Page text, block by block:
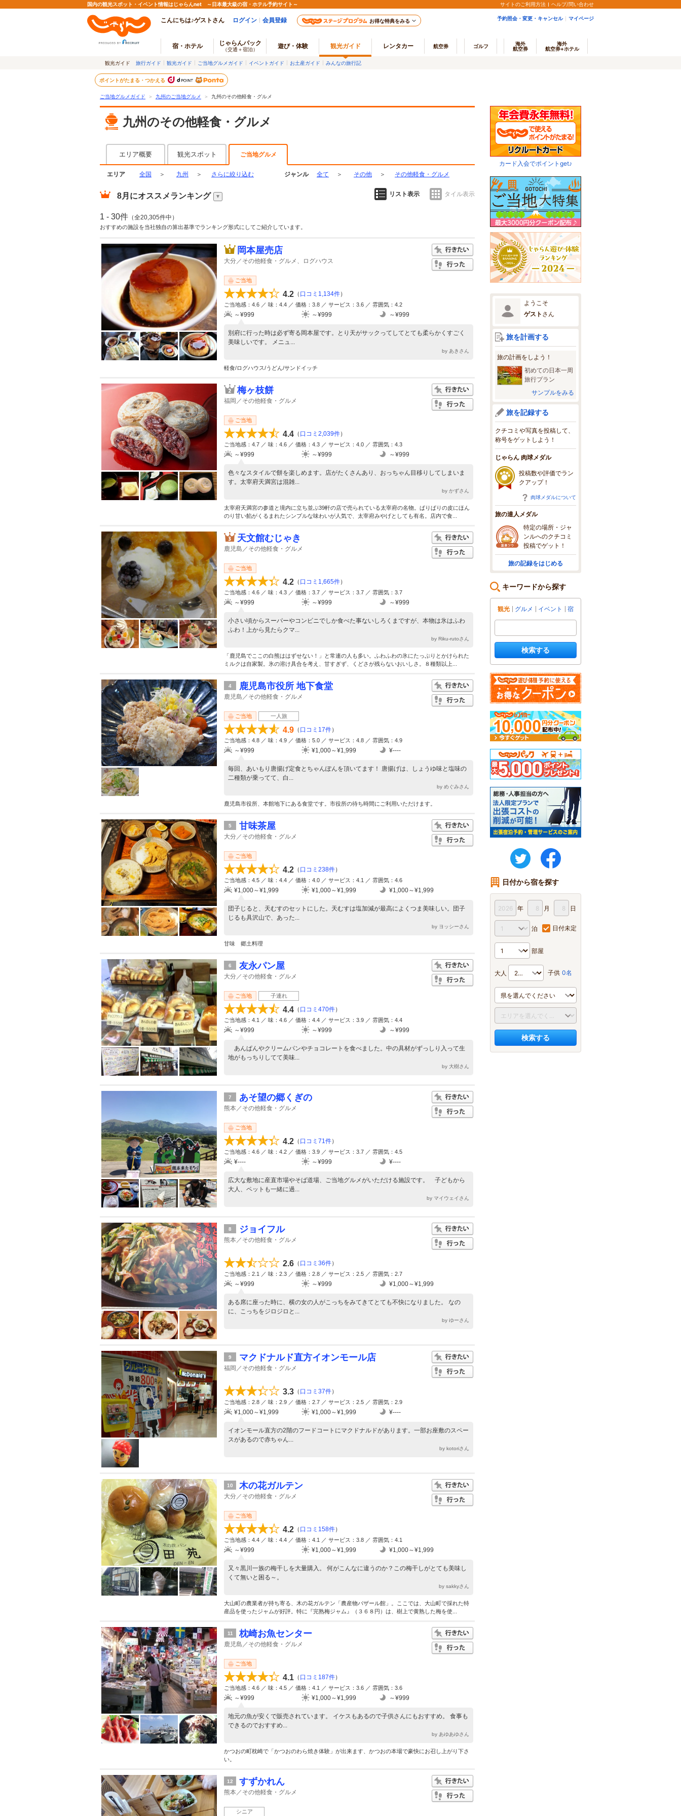
国内の観光スポット・イベント情報はじゃらんnet ～日本最大級の宿・ホテル予約サイト～ サイトのご利用方法 ヘルプ/問い合わせ
こんにちは♪ゲストさん ログイン 会員登録 お得な特典をみる 予約照会・変更・キャンセル マイページ
宿・ホテル じゃらんパック
（交通＋宿泊） 遊び・体験 観光ガイド レンタカー 航空券 ゴルフ
海外
航空券
海外
航空券+ホテル
観光ガイド 旅行ガイド 観光ガイド ご当地グルメガイド イベントガイド お土産ガイド みんなの旅行記
ポイントがたまる・つかえる
ご当地グルメガイド ＞ 九州のご当地グルメ ＞ 九州のその他軽食・グルメ
九州のその他軽食・グルメ
エリア概要 観光スポット ご当地グルメ
エリア 全国 ＞ 九州 ＞ さらに絞り込む ジャンル 全て ＞ その他 ＞ その他軽食・グルメ
8月 にオススメランキング リスト表示 タイル表示
1 - 30件 （全20,305件中）
おすすめの施設を当社独自の算出基準でランキング形式にしてご紹介しています。
岡本屋売店
大分／その他軽食・グルメ、ログハウス
ご当地
4.2 （ 口コミ1,134件）
ご当地感：4.6 ／ 味：4.4 ／ 価格：3.8 ／ サービス：3.6 ／ 雰囲気：4.2
～¥999 ～¥999 ～¥999
別府に行った時は必ず寄る岡本屋です。とり天がサックってしてとても柔らかくすごく
美味しいです。 メニュ...
by あきさん
軽食/ログハウス/うどん/サンドイッチ
梅ヶ枝餅
福岡／その他軽食・グルメ
ご当地
4.4 （ 口コミ2,039件）
ご当地感：4.7 ／ 味：4.6 ／ 価格：4.3 ／ サービス：4.0 ／ 雰囲気：4.3
～¥999 ～¥999 ～¥999
色々なスタイルで餅を楽しめます。店がたくさんあり、おっちゃん目移りしてしまいま
す。太宰府天満宮は混雑...
by かずさん
太宰府天満宮の参道と境内に立ち並ぶ39軒の店で売られている太宰府の名物。ぱりぱりの皮にほん
のり甘い餡がくるまれたシンプルな味わいが人気で、太宰府みやげとしても有名。店内で食...
天文館むじゃき
鹿児島／その他軽食・グルメ
ご当地
4.2 （ 口コミ1,665件）
ご当地感：4.6 ／ 味：4.3 ／ 価格：3.7 ／ サービス：3.7 ／ 雰囲気：3.7
～¥999 ～¥999 ～¥999
小さい頃からスーパーやコンビニでしか食べた事ないしろくまですが、本物は氷はふわ
ふわ！上から見たらクマ...
by Riku-rutoさん
「鹿児島でここの白熊ははずせない！」と常連の人も多い。ふわふわの氷にたっぷりとかけられた
ミルクは自家製。氷の溶け具合を考え、甘すぎず、くどさが残らないおいしさ。８種類以上...
4 鹿児島市役所 地下食堂
鹿児島／その他軽食・グルメ
ご当地 一人旅
4.9 （ 口コミ17件）
ご当地感：4.8 ／ 味：4.9 ／ 価格：5.0 ／ サービス：4.8 ／ 雰囲気：4.9
～¥999 ¥1,000～¥1,999 ¥----
毎回、あいもり唐揚げ定食とちゃんぽんを頂いてます！ 唐揚げは、しょうゆ味と塩味の
二種類が乗ってて、白...
by めぐみさん
鹿児島市役所、本館地下にある食堂です。市役所の待ち時間にご利用いただけます。
5 甘味茶屋
大分／その他軽食・グルメ
ご当地
4.2 （ 口コミ238件）
ご当地感：4.5 ／ 味：4.4 ／ 価格：4.0 ／ サービス：4.1 ／ 雰囲気：4.6
¥1,000～¥1,999 ¥1,000～¥1,999 ¥1,000～¥1,999
団子じると、天むすのセットにした。天むすは塩加減が最高によくつま美味しい。団子
じるも具沢山で、あった...
by ヨッシーさん
甘味 郷土料理
6 友永パン屋
大分／その他軽食・グルメ
ご当地 子連れ
4.4 （ 口コミ470件）
ご当地感：4.1 ／ 味：4.6 ／ 価格：4.4 ／ サービス：3.9 ／ 雰囲気：4.4
～¥999 ～¥999 ～¥999
あんぱんやクリームパンやチョコレートを食べました。中の具材がずっしり入って生
地がもっちりしてて美味...
by 大樹さん
7 あそ望の郷くぎの
熊本／その他軽食・グルメ
ご当地
4.2 （ 口コミ71件）
ご当地感：4.6 ／ 味：4.2 ／ 価格：3.9 ／ サービス：3.7 ／ 雰囲気：4.5
¥---- ～¥999 ¥----
広大な敷地に産直市場やそば道場、ご当地グルメがいただける施設です。 子どもから
大人、ペットも一緒に過...
by マイウェイさん
8 ジョイフル
熊本／その他軽食・グルメ
2.6 （ 口コミ36件）
ご当地感：2.1 ／ 味：2.3 ／ 価格：2.8 ／ サービス：2.5 ／ 雰囲気：2.7
～¥999 ～¥999 ¥1,000～¥1,999
ある席に座った時に、横の女の人がこっちをみてきてとても不快になりました。 なの
に、こっちをジロジロと...
by ゆーさん
9 マクドナルド直方イオンモール店
福岡／その他軽食・グルメ
3.3 （ 口コミ37件）
ご当地感：2.8 ／ 味：2.9 ／ 価格：2.7 ／ サービス：2.5 ／ 雰囲気：2.9
¥1,000～¥1,999 ¥1,000～¥1,999 ¥----
イオンモール直方の2階のフードコートにマクドナルドがあります。一部お座敷のスペー
スがあるので赤ちゃん...
by kotoriさん
10 木の花ガルテン
大分／その他軽食・グルメ
ご当地
4.2 （ 口コミ158件）
ご当地感：4.4 ／ 味：4.4 ／ 価格：4.1 ／ サービス：3.8 ／ 雰囲気：4.1
～¥999 ¥1,000～¥1,999 ¥1,000～¥1,999
又々黒川一族の梅干しを大量購入。 何がこんなに違うのか？この梅干しがとても美味し
くて無いと困る～。
by sakkyさん
大山町の農業者が持ち寄る、木の花ガルテン「農産物バザール館」。ここでは、大山町で採れた特
産品を使ったジャムが好評。特に『完熟梅ジャム』（３６８円）は、樹上で黄熟した梅を使...
11 枕崎お魚センター
鹿児島／その他軽食・グルメ
ご当地
4.1 （ 口コミ187件）
ご当地感：4.6 ／ 味：4.5 ／ 価格：4.1 ／ サービス：3.6 ／ 雰囲気：3.6
～¥999 ¥1,000～¥1,999 ～¥999
地元の魚が安くで販売されています。 イケスもあるので子供さんにもおすすめ。 食事も
できるのでおすすめ...
by あゆあゆさん
かつおの町枕崎で「かつおのわら焼き体験」が出来ます、かつおの本場で豪快にお召し上がり下さ
い。
12 すずかれん
熊本／その他軽食・グルメ
シニア
カード入会でポイントget♪
ようこそ
ゲスト さん
旅を計画する
旅の計画をしよう！
初めての日本一周
旅行プラン
サンプルをみる
旅を記録する
クチコミや写真を投稿して、
称号をゲットしよう！
じゃらん 肉球メダル
投稿数や評価でラン
クアップ！
肉球メダルについて
旅の達人メダル
特定の場所・ジャ
ンルへのクチコミ
投稿でゲット！
旅の記録をはじめる
キーワードから探す
観光 グルメ イベント 宿
検索する
twitter
日付から宿を探す
年 月 日
泊 日付未定
部屋
大人 子供 0名
検索する